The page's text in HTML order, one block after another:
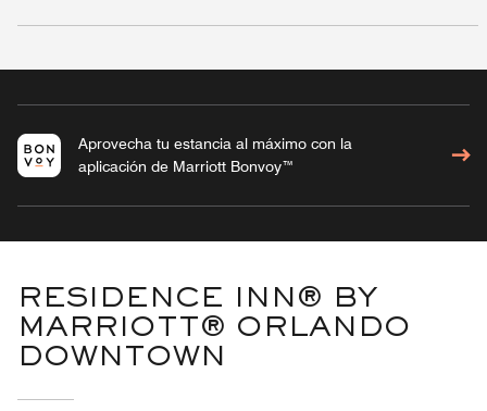
Aprovecha tu estancia al máximo con la
aplicación de Marriott Bonvoy™
RESIDENCE INN® BY
MARRIOTT® ORLANDO
DOWNTOWN